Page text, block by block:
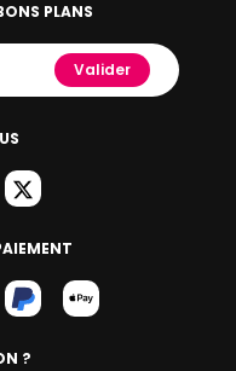
PLANS
Valider
?